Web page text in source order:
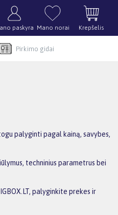
paskyra Mano norai Krepšelis
Pirkimo gidai
palyginti pagal kainą, savybes,
techninius parametrus bei
palyginkite prekes ir